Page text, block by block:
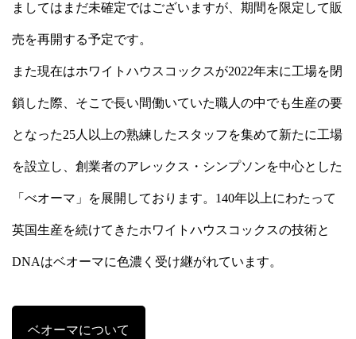
ましてはまだ未確定ではございますが、期間を限定して販
売を再開する予定です。
また現在はホワイトハウスコックスが2022年末に工場を閉
鎖した際、そこで長い間働いていた職人の中でも生産の要
となった25人以上の熟練したスタッフを集めて新たに工場
を設立し、創業者のアレックス・シンプソンを中心とした
「べオーマ」を展開しております。140年以上にわたって
英国生産を続けてきたホワイトハウスコックスの技術と
DNAはベオーマに色濃く受け継がれています。
ベオーマについて